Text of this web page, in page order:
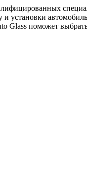
и установки
Glass поможет